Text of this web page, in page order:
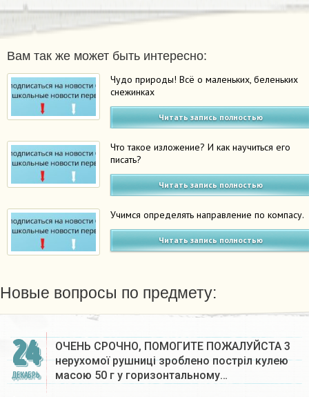
Вам так же может быть интересно:
Чудо природы! Всё о маленьких, беленьких
снежинках
Читать запись полностью
Что такое изложение? И как научиться его
писать?
Читать запись полностью
Учимся определять направление по компасу.
Читать запись полностью
Новые вопросы по предмету:
24
ДЕКАБРЬ
ОЧЕНЬ СРОЧНО, ПОМОГИТЕ ПОЖАЛУЙСТА 3
нерухомої рушниці зроблено постріл кулею
масою 50 г у горизонтальному…